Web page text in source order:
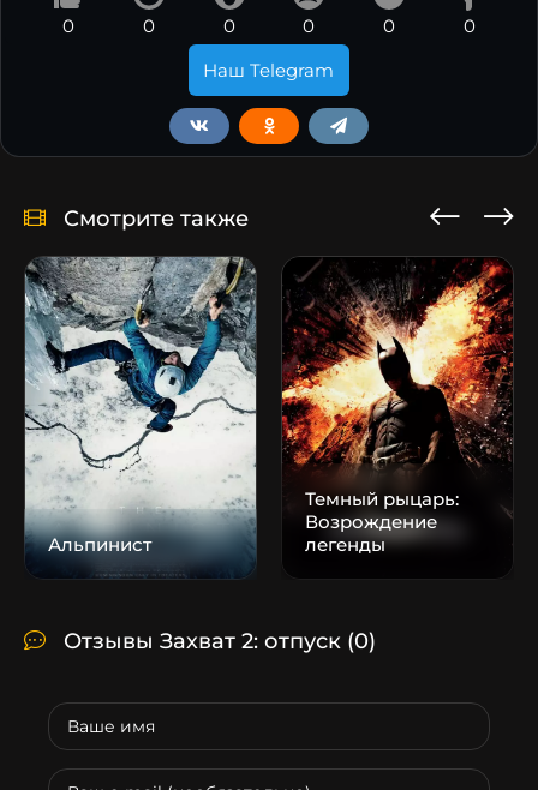
0 0 0 0 0
0
Наш Telegram
Смотрите также
Альпинист
Темный рыцарь:
Возрождение
легенды
Отзывы Захват 2: отпуск (0)